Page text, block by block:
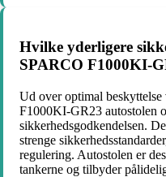
Hvilke yderligere
SPARCO F1000KI-
Ud over optimal
F1000KI-GR23 autostolen
sikkerhedsgodkendelsen.
strenge
regulering. Autostolen er
tankerne og tilbyder